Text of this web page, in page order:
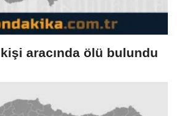
aracında ölü bulundu